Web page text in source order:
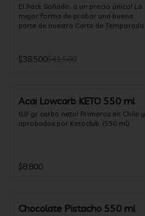
El Pack Soñado, a un precio único! La
mejor forma de probar una buena
parte de nuestra Carta de Temporada.
$36.500$41.500
Acai Lowcarb KETO 550 ml
0,9 gr carbo neto! Primeros en Chile y
aprobados por Ketoclub. (550 ml)
$8.800
Chocolate Pistacho 550 ml